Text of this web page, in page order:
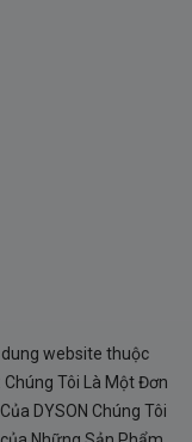
website thuộc
Tôi Là Một Đơn
DYSON Chúng Tôi